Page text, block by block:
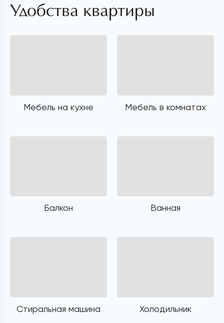
Удобства квартиры
Мебель на кухне Мебель в комнатах
Балкон Ванная
Стиральная машина Холодильник